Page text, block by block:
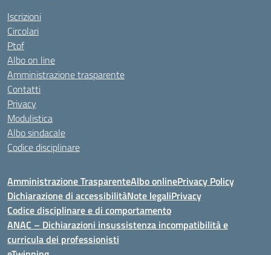
Iscrizioni
Circolari
Ptof
Albo on line
Amministrazione trasparente
Contatti
Privacy
Modulistica
Albo sindacale
Codice disciplinare
Amministrazione TrasparenteAlbo onlinePrivacy Policy
Dichiarazione di accessibilitàNote legaliPrivacy
Codice disciplinare e di comportamento
ANAC – Dichiarazioni insussistenza incompatibilità e
curricula dei professionisti